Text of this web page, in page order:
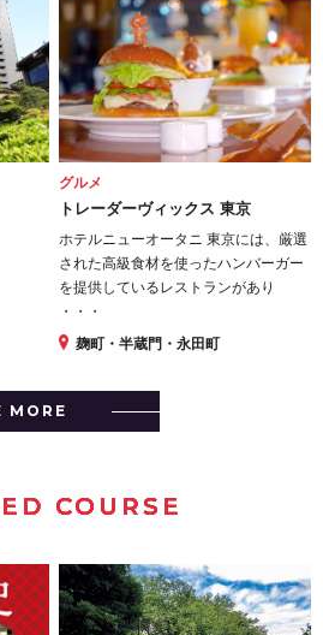
グルメ
トレーダーヴィックス 東京
ホテルニューオータニ 東京には、厳選
された高級食材を使ったハンバーガー
を提供しているレストランがあり
・・・
麹町・半蔵門・永田町
MORE
COURSE